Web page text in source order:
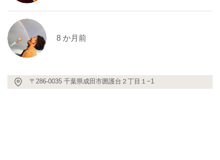
8 か月前
〒286-0035 千葉県成田市囲護台２丁目１−1